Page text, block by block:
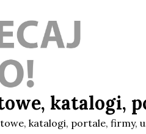
katalogi,
katalogi, portale, firmy,